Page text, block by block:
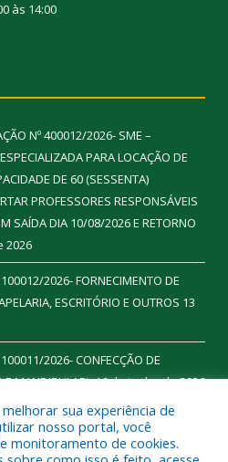
às 14:00
Nº 400012/2026- SME –
PARA LOCAÇÃO DE
DE 60 (SESSENTA)
PROFESSORES RESPONSÁVEIS
SAÍDA DIA 10/08/2026 E RETORNO
2026
2026- FORNECIMENTO DE
ESCRITÓRIO E OUTROS 13
2026- CONFECÇÃO DE
E MANDIBULAR).16 de junho de 2026
sua experiência de
nosso portal, você
monitoramento de cookies.